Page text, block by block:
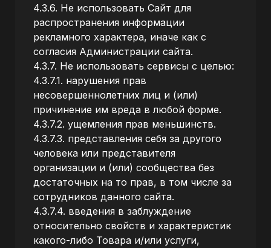
4.3.6. Не использовать Сайт для
распространения информации
рекламного характера, иначе как с
согласия Администрации сайта.
4.3.7. Не использовать сервисы с целью:
4.3.7.1. нарушения прав
несовершеннолетних лиц и (или)
причинение им вреда в любой форме.
4.3.7.2. ущемления прав меньшинств.
4.3.7.3. представления себя за другого
человека или представителя
организации и (или) сообщества без
достаточных на то прав, в том числе за
сотрудников данного сайта.
4.3.7.4. введения в заблуждение
относительно свойств и характеристик
какого-либо Товара и/или услуги,